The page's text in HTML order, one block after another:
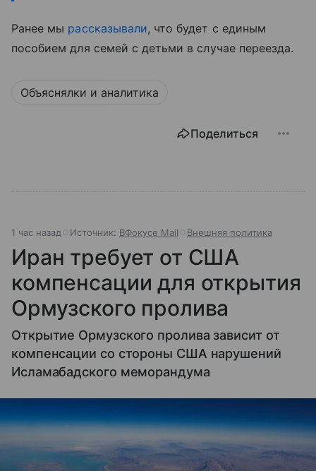
Ранее мы рассказывали, что будет с единым
пособием для семей с детьми в случае переезда.
Объяснялки и аналитика
Поделиться
1 час назад Источник: ВФокусе Mail Внешняя политика
Иран требует от США
компенсации для открытия
Ормузского пролива
Открытие Ормузского пролива зависит от
компенсации со стороны США нарушений
Исламабадского меморандума